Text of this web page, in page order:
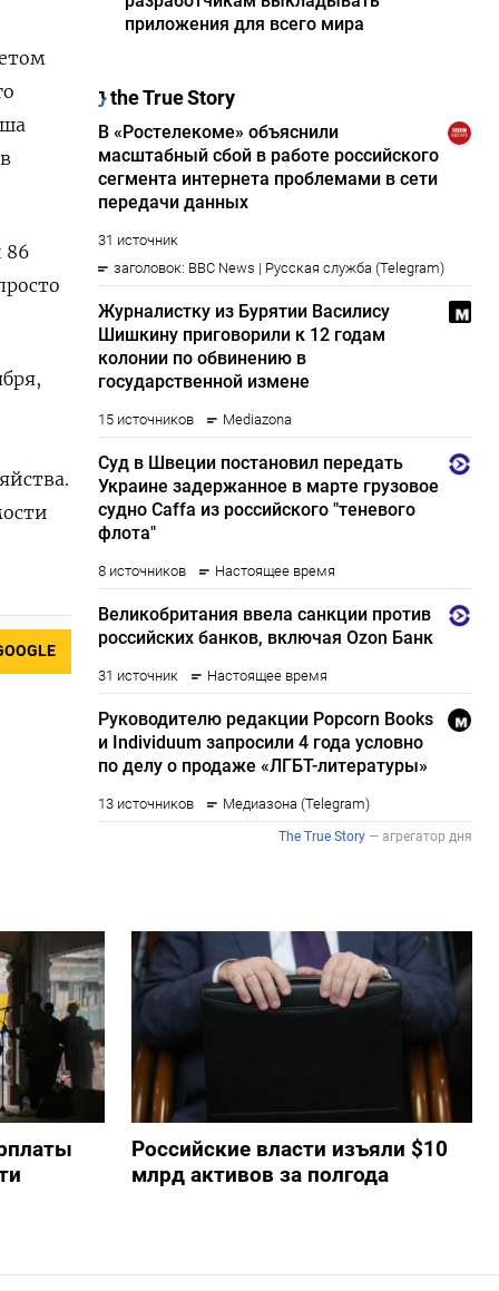
86
приложения для всего мира
Российские власти изъяли $10
млрд активов за полгода